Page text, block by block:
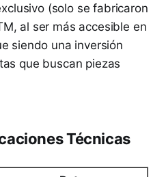
(solo se fabricaron
al ser más accesible en
siendo una inversión
que buscan piezas
Técnicas